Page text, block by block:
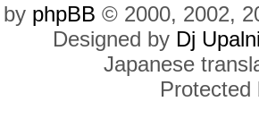
phpBB © 2000, 2002,
Designed by Dj
Japanese